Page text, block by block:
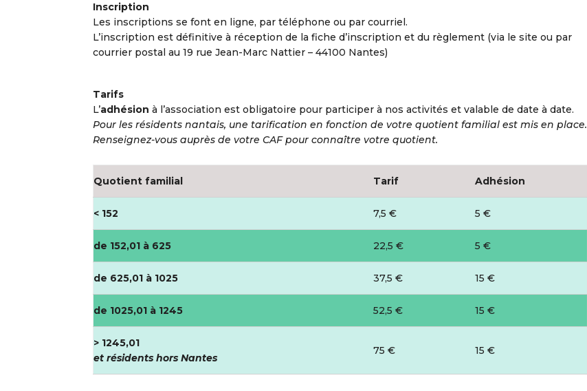
Inscription
Les inscriptions se font en ligne, par téléphone ou par courriel.
L’inscription est définitive à réception de la fiche d’inscription et du règlement (via le site ou par
courrier postal au 19 rue Jean-Marc Nattier – 44100 Nantes)
Tarifs
L’adhésion à l’association est obligatoire pour participer à nos activités et valable de date à date.
Pour les résidents nantais, une tarification en fonction de votre quotient familial est mis en place.
Renseignez-vous auprès de votre CAF pour connaître votre quotient.
Quotient familial Tarif Adhésion
< 152 7,5 € 5 €
de 152,01 à 625 22,5 € 5 €
de 625,01 à 1025 37,5 € 15 €
de 1025,01 à 1245 52,5 € 15 €
> 1245,01
et résidents hors Nantes
75 € 15 €